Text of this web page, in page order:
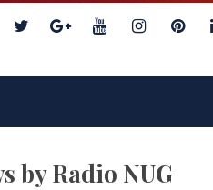
by Radio NUG